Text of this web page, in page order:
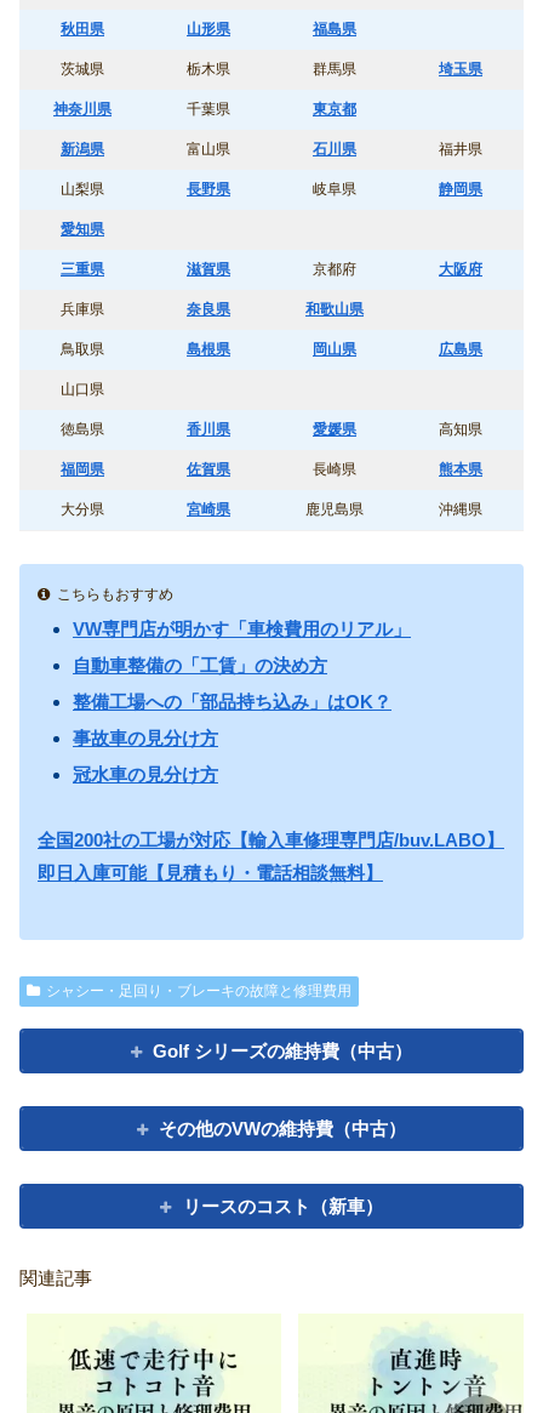
秋田県 山形県 福島県
茨城県 栃木県 群馬県 埼玉県
神奈川県 千葉県 東京都
新潟県 富山県 石川県 福井県
山梨県 長野県 岐阜県 静岡県
愛知県
三重県 滋賀県 京都府 大阪府
兵庫県 奈良県 和歌山県
鳥取県 島根県 岡山県 広島県
山口県
徳島県 香川県 愛媛県 高知県
福岡県 佐賀県 長崎県 熊本県
大分県 宮崎県 鹿児島県 沖縄県
こちらもおすすめ
VW専門店が明かす「車検費用のリアル」
自動車整備の「工賃」の決め方
整備工場への「部品持ち込み」はOK？
事故車の見分け方
冠水車の見分け方
全国200社の工場が対応【輸入車修理専門店/buv.LABO】
即日入庫可能【見積もり・電話相談無料】
シャシー・足回り・ブレーキの故障と修理費用
Golf シリーズの維持費（中古）
その他のVWの維持費（中古）
リースのコスト（新車）
関連記事